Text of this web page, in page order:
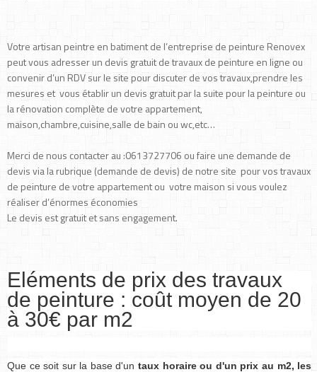
Votre artisan peintre en batiment de l’entreprise de peinture Renovex
peut vous adresser un devis gratuit de travaux de peinture en ligne ou
convenir d’un RDV sur le site pour discuter de vos travaux,prendre les
mesures et vous établir un devis gratuit par la suite pour la peinture ou
la rénovation complète de votre appartement,
maison,chambre,cuisine,salle de bain ou wc,etc…
Merci de nous contacter au :0613727706 ou faire une demande de
devis via la rubrique (demande de devis) de notre site pour vos travaux
de peinture de votre appartement ou votre maison si vous voulez
réaliser d’énormes économies
Le devis est gratuit et sans engagement.
Eléments de prix des travaux
de peinture : coût moyen de 20
à 30€ par m2
Que ce soit sur la base d'un taux horaire ou d'un prix au m2, les